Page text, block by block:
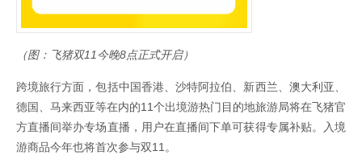
（图：飞猪双11今晚8点正式开启）
跨境旅行方面，包括中国香港、沙特阿拉伯、新西兰、澳大利亚、
德国、马来西亚等在内的11个出境游热门目的地旅游局将在飞猪官
方直播间举办专场直播，用户在直播间下单可获得专属补贴。入境
游商品今年也将首次参与双11。